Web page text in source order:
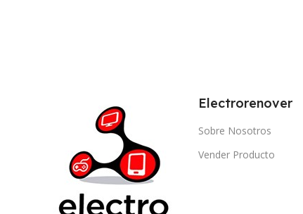
Electrorenover
Sobre Nosotros
Vender Producto